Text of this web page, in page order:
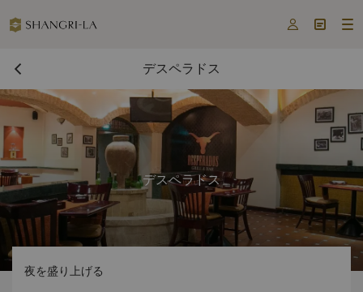
  
デスペラドス
デスペラドス
夜を盛り上げる